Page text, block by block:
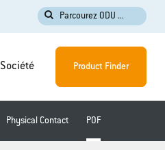
Parcourez ODU ...
Société Product Finder
Physical Contact POF